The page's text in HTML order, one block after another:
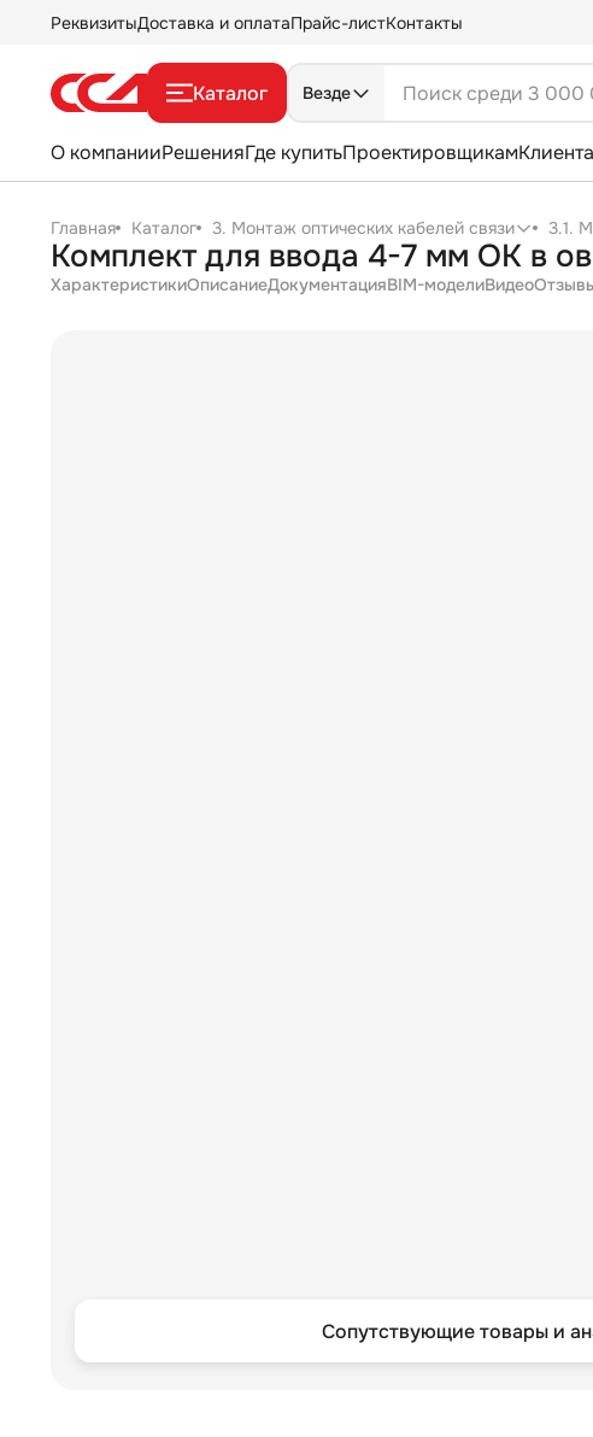
РеквизитыДоставка и оплатаПрайс-листКонтакты
Каталог Везде
О компанииРешенияГде купитьПроектировщикам
Главная Каталог 3. Монтаж оптических кабелей связи 3.1.
Комплект для ввода 4-7 мм ОК в
ХарактеристикиОписаниеДокументацияBIM-моделиВидео
Сопутствующие товары и